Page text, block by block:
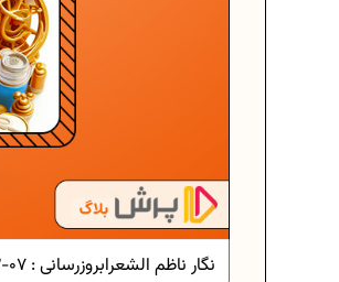
دانلود
دانلود
بروزرسانی : 07-12-1404 نگار ناظم الشعرا